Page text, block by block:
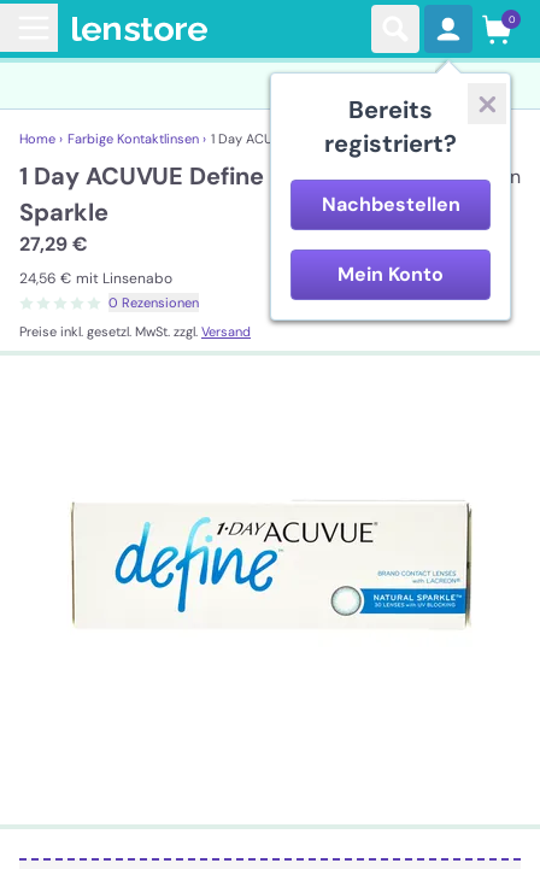
Bereits
registriert?
Nachbestellen
Mein Konto
0
Home › Farbige Kontaktlinsen › 1 Day ACUVUE Define - Natural Sparkle
1 Day ACUVUE Define - Natural
Sparkle
27,29 €
24,56 € mit Linsenabo
0 Rezensionen
Preise inkl. gesetzl. MwSt. zzgl. Versand
30 Linsen